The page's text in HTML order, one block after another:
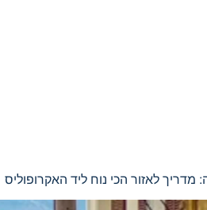
מדריך לאזור הכי נוח ליד האקרופוליס